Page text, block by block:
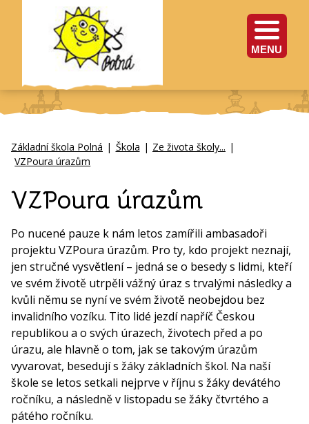
MENU
Základní škola Polná | Škola | Ze života školy... |
VZPoura úrazům
VZPoura úrazům
Po nucené pauze k nám letos zamířili ambasadoři
projektu VZPoura úrazům. Pro ty, kdo projekt neznají,
jen stručné vysvětlení – jedná se o besedy s lidmi, kteří
ve svém životě utrpěli vážný úraz s trvalými následky a
kvůli němu se nyní ve svém životě neobejdou bez
invalidního vozíku. Tito lidé jezdí napříč Českou
republikou a o svých úrazech, životech před a po
úrazu, ale hlavně o tom, jak se takovým úrazům
vyvarovat, besedují s žáky základních škol. Na naší
škole se letos setkali nejprve v říjnu s žáky devátého
ročníku, a následně v listopadu se žáky čtvrtého a
pátého ročníku.